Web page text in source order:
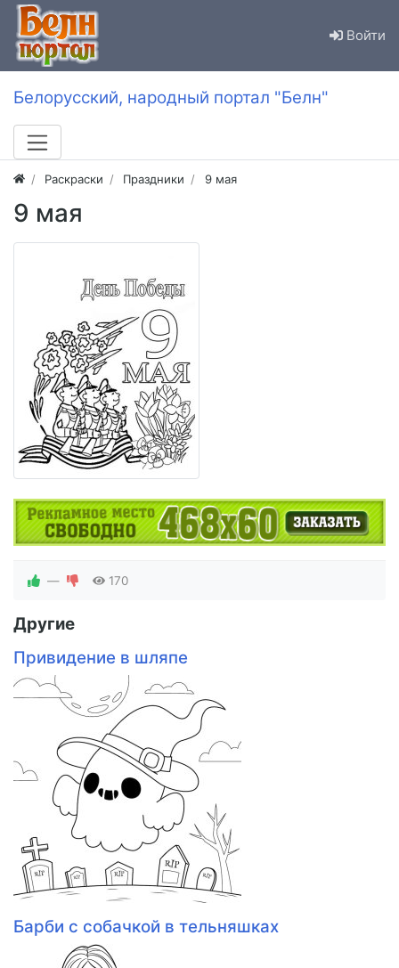
Войти
Белорусский, народный портал "Белн"
Раскраски Праздники 9 мая
9 мая
— 170
Другие
Привидение в шляпе
Барби с собачкой в тельняшках